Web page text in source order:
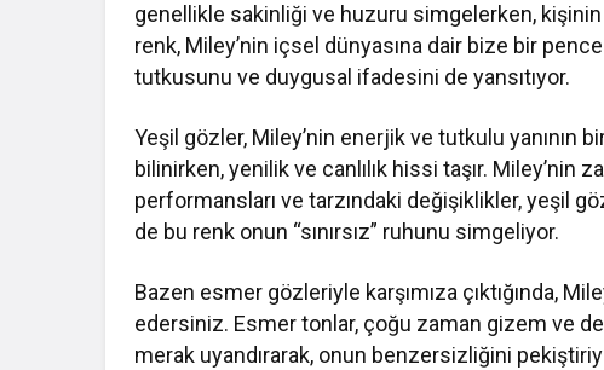
genellikle sakinliği ve huzuru simgelerken,
renk, Miley’nin içsel dünyasına dair bize bir
tutkusunu ve duygusal ifadesini de yansıtıyor.
Yeşil gözler, Miley’nin enerjik ve tutkulu yanının
bilinirken, yenilik ve canlılık hissi taşır.
performansları ve tarzındaki değişiklikler, yeşil
de bu renk onun “sınırsız” ruhunu simgeliyor.
Bazen esmer gözleriyle karşımıza çıktığında,
edersiniz. Esmer tonlar, çoğu zaman gizem ve
merak uyandırarak, onun benzersizliğini